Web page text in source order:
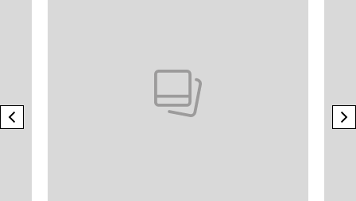
previous element